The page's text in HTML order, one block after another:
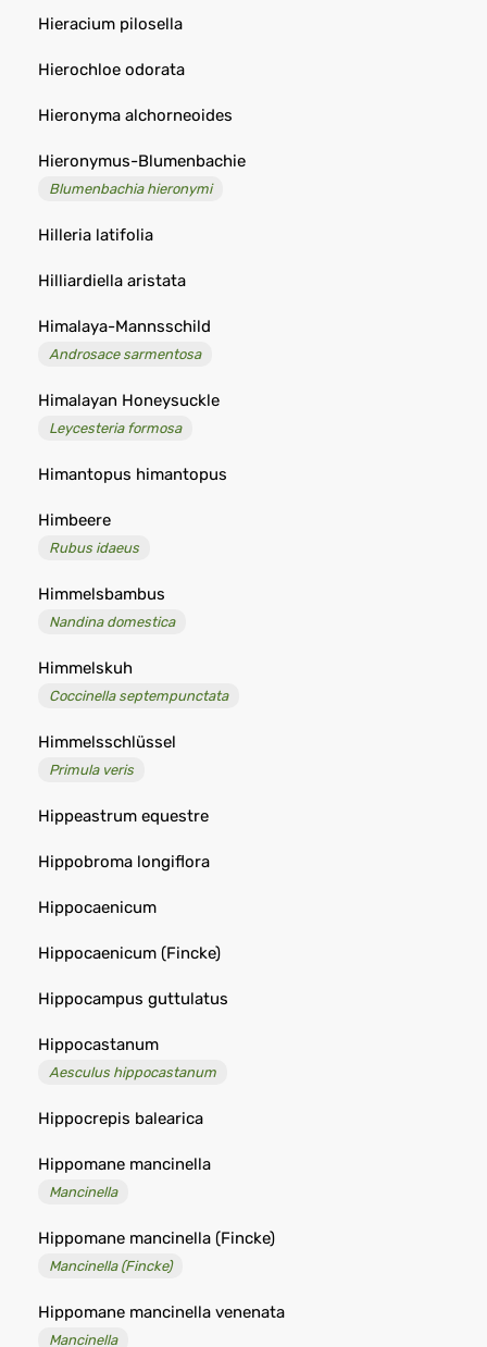
Hieracium pilosella
Hierochloe odorata
Hieronyma alchorneoides
Hieronymus-Blumenbachie
Blumenbachia hieronymi
Hilleria latifolia
Hilliardiella aristata
Himalaya-Mannsschild
Androsace sarmentosa
Himalayan Honeysuckle
Leycesteria formosa
Himantopus himantopus
Himbeere
Rubus idaeus
Himmelsbambus
Nandina domestica
Himmelskuh
Coccinella septempunctata
Himmelsschlüssel
Primula veris
Hippeastrum equestre
Hippobroma longiflora
Hippocaenicum
Hippocaenicum (Fincke)
Hippocampus guttulatus
Hippocastanum
Aesculus hippocastanum
Hippocrepis balearica
Hippomane mancinella
Mancinella
Hippomane mancinella (Fincke)
Mancinella (Fincke)
Hippomane mancinella venenata
Mancinella